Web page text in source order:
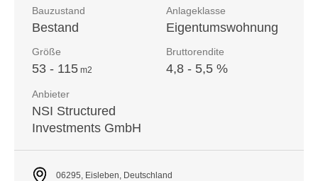
Bauzustand
Bestand
Anlageklasse
Eigentumswohnung
Größe
53 - 115 m2
Bruttorendite
4,8 - 5,5 %
Anbieter
NSI Structured
Investments GmbH
06295, Eisleben, Deutschland